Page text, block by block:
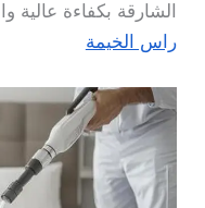
الشارقة بكفاءة عالية
راس الخيمة